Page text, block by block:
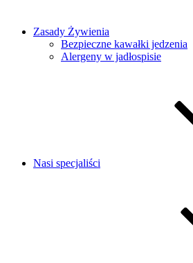
Zasady Żywienia
Bezpieczne kawałki jedzenia
Alergeny w jadłospisie
Nasi specjaliści